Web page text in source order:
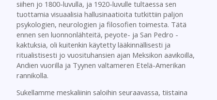
siihen jo 1800-luvulla, ja 1920-luvulle tultaessa sen
tuottamia visuaalisia hallusinaatioita tutkittiin paljon
psykologien, neurologien ja filosofien toimesta. Tätä
ennen sen luonnonlähteitä, peyote- ja San Pedro -
kaktuksia, oli kuitenkin käytetty lääkinnällisesti ja
ritualistisesti jo vuosituhansien ajan Meksikon aavikoilla,
Andien vuorilla ja Tyynen valtameren Etelä-Amerikan
rannikolla.
Sukellamme meskaliinin saloihin seuraavassa, tiistaina